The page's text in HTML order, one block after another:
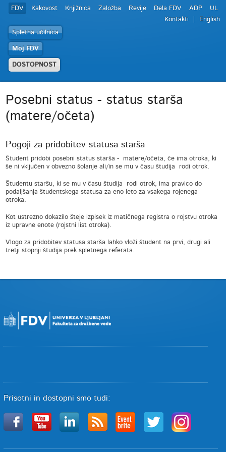
FDV Kakovost Knjižnica Založba Revije Dela FDV ADP
UL
Kontakti
English
Spletna učilnica
Moj FDV
DOSTOPNOST
Posebni status - status starša
(matere/očeta)
Pogoji za pridobitev statusa starša
Študent pridobi posebni status starša - matere/očeta, če ima otroka, ki
še ni vključen v obvezno šolanje ali/in se mu v času študija rodi otrok.
Študentu staršu, ki se mu v času študija rodi otrok, ima pravico do
podaljšanja študentskega statusa za eno leto za vsakega rojenega
otroka.
Kot ustrezno dokazilo šteje izpisek iz matičnega registra o rojstvu otroka
iz upravne enote (rojstni list otroka).
Vlogo za pridobitev statusa starša lahko vloži študent na prvi, drugi ali
tretji stopnji študija prek spletnega referata.
Prisotni in dostopni smo tudi: